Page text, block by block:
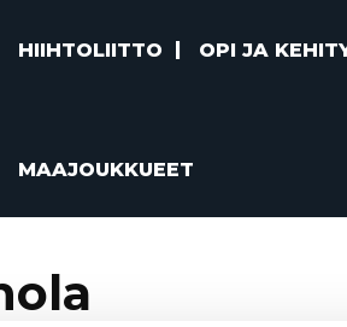
HIIHTOLIITTO OPI JA
MAAJOUKKUEET